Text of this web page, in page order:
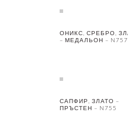
ОНИКС, СРЕБРО,
– МЕДАЛЬОН – N757
САПФИР, ЗЛАТО –
ПРЪСТЕН – N755